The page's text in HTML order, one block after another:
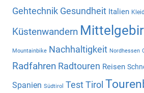
Gehtechnik Gesundheit Italien
Küstenwandern
Mountainbike Nachhaltigkeit Nordhessen
Radfahren Radtouren Reisen
Spanien Südtirol TestTirol